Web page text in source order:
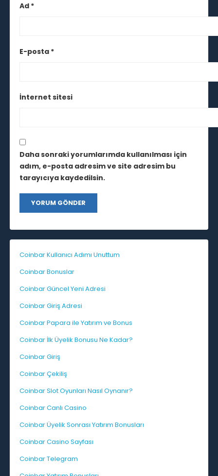
Ad *
E-posta *
İnternet sitesi
Daha sonraki yorumlarımda kullanılması için
adım, e-posta adresim ve site adresim bu
tarayıcıya kaydedilsin.
Coinbar Kullanıcı Adımı Unuttum
Coinbar Bonuslar
Coinbar Güncel Yeni Adresi
Coinbar Giriş Adresi
Coinbar Papara ile Yatırım ve Bonus
Coinbar İlk Üyelik Bonusu Ne Kadar?
Coinbar Giriş
Coinbar Çekiliş
Coinbar Slot Oyunları Nasıl Oynanır?
Coinbar Canlı Casino
Coinbar Üyelik Sonrası Yatırım Bonusları
Coinbar Casino Sayfası
Coinbar Telegram